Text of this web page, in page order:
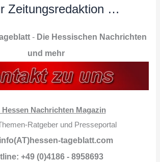
Zeitungsredaktion …
- Die Hessischen Nachrichten
und mehr
Hessen Nachrichten Magazin
Ratgeber und Presseportal
tageblatt.com
+49 (0)4186 - 8958693